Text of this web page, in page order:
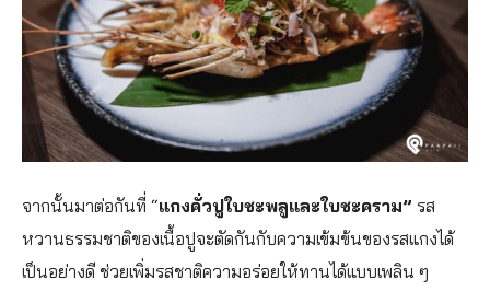
จากนั้นมาต่อกันที่ “แกงคั่วปูใบชะพลูและใบชะคราม” รส
หวานธรรมชาติของเนื้อปูจะตัดกันกับความเข้มข้นของรสแกงได้
เป็นอย่างดี ช่วยเพิ่มรสชาติความอร่อยให้ทานได้แบบเพลิน ๆ